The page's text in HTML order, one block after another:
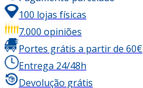
100 lojas físicas
7.000 opiniões
Portes grátis a partir de 60€
Entrega 24/48h
Devolução grátis